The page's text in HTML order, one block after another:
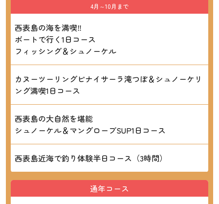
4月～10月まで
西表島の海を満喫‼
ボートで行く1日コース
フィッシング＆シュノーケル
カヌーツーリングピナイサーラ滝つぼ＆シュノーケリ
ング満喫1日コース
西表島の大自然を堪能
シュノーケル＆マングローブSUP1日コース
西表島近海で釣り体験半日コース（3時間）
通年コース